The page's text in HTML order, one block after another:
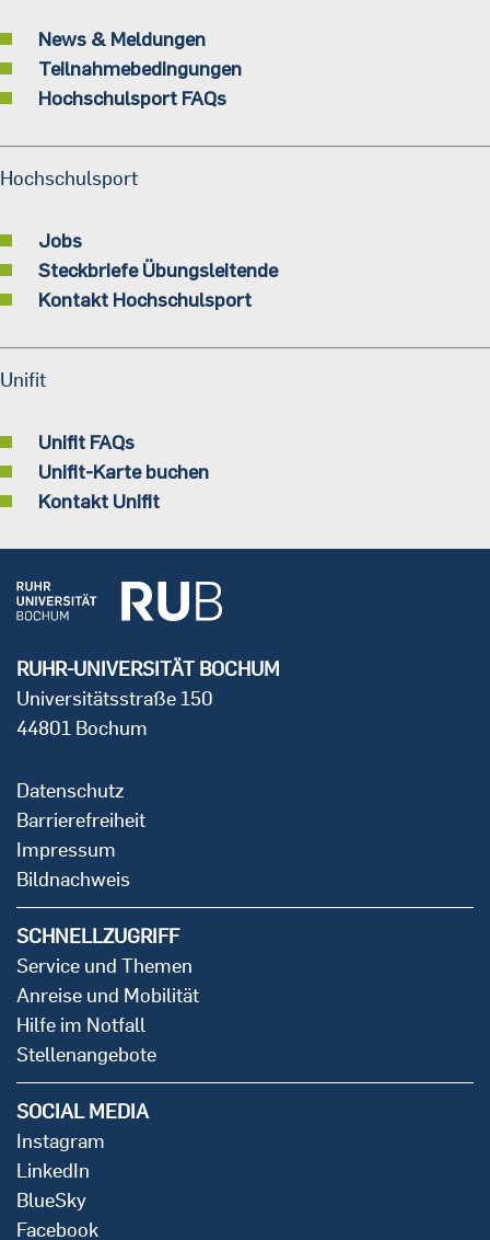
News & Meldungen
Teilnahmebedingungen
Hochschulsport FAQs
Hochschulsport
Jobs
Steckbriefe Übungsleitende
Kontakt Hochschulsport
Unifit
Unifit FAQs
Unifit-Karte buchen
Kontakt Unifit
RUHR-UNIVERSITÄT BOCHUM
Universitätsstraße 150
44801 Bochum
Datenschutz
Barrierefreiheit
Impressum
Bildnachweis
SCHNELLZUGRIFF
Service und Themen
Anreise und Mobilität
Hilfe im Notfall
Stellenangebote
SOCIAL MEDIA
Instagram
LinkedIn
BlueSky
Facebook